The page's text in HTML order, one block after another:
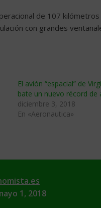
de 107
con grandes
El avión “espacial” de
bate un nuevo récord de
diciembre 3, 2018
En «Aeronautica»
1, 2018